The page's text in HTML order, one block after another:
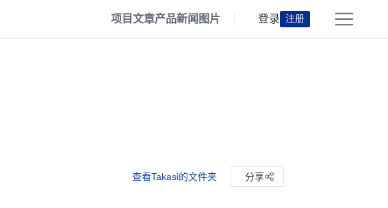
项目文章产品新闻 图片 登录 注册
查看Takasi的文件夹 分享